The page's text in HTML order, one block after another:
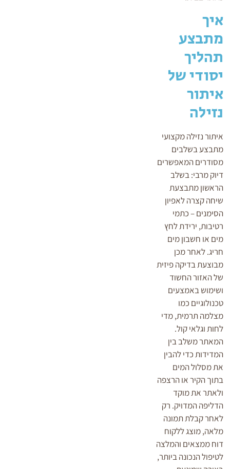
איך
מתבצע
תהליך
יסודי של
איתור
נזילה
איתור נזילה מקצועי
מתבצע בשלבים
מסודרים המאפשרים
דיוק מרבי: בשלב
הראשון מתבצעת
שיחה קצרה לאפיון
הסימנים – כתמי
רטיבות, ירידת לחץ
מים או חשבון מים
חריג. לאחר מכן
מבוצעת בדיקה פיזית
של האזור החשוד
ושימוש באמצעים
טכנולוגיים כמו
מצלמה תרמית, מדי
לחות וגלאי קול.
המאתר משלב בין
המדידות כדי להבין
את מסלול המים
בתוך הקיר או הרצפה
ולאתר את מוקד
הדליפה המדויק. רק
לאחר קבלת תמונה
מלאה, מוצג ללקוח
דוח ממצאים והמלצה
לטיפול הנכונה ביותר,